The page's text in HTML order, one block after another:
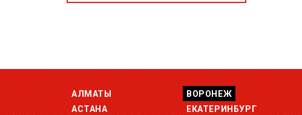
АЛМАТЫ
АСТАНА
ВОРОНЕЖ
ЕКАТЕРИНБУРГ